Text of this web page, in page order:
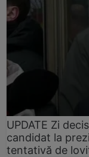
UPDATE Zi
candidat la
tentativă de